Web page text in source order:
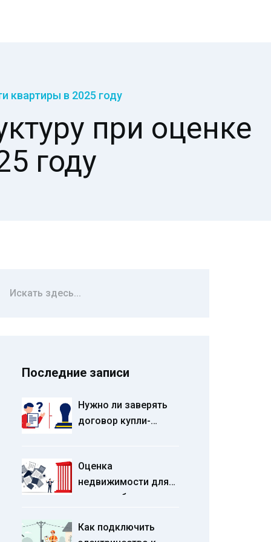
квартиры в 2025 году
при оценке
году
Последние записи
Нужно ли заверять
договор купли-
году: полный разбор
Оценка
недвижимости для
суда: требования,
ошибки
Как подключить